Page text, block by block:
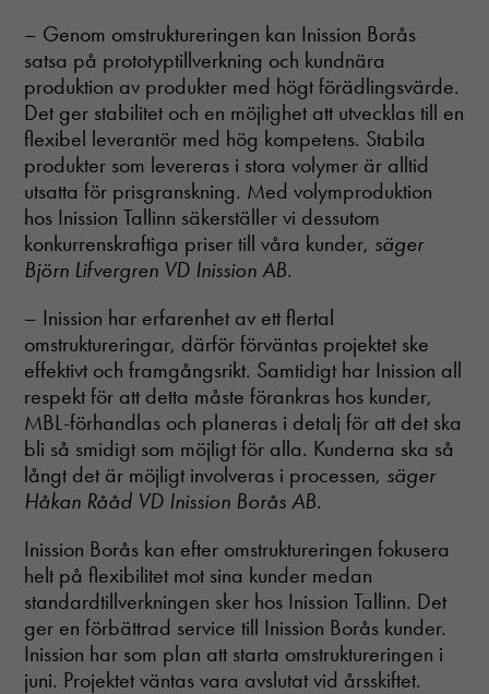
– Genom omstruktureringen kan Inission Borås
satsa på prototyptillverkning och kundnära
produktion av produkter med högt förädlingsvärde.
Det ger stabilitet och en möjlighet att utvecklas till en
flexibel leverantör med hög kompetens. Stabila
produkter som levereras i stora volymer är alltid
utsatta för prisgranskning. Med volymproduktion
hos Inission Tallinn säkerställer vi dessutom
konkurrenskraftiga priser till våra kunder, säger
Björn Lifvergren VD Inission AB.
– Inission har erfarenhet av ett flertal
omstruktureringar, därför förväntas projektet ske
effektivt och framgångsrikt. Samtidigt har Inission all
respekt för att detta måste förankras hos kunder,
MBL-förhandlas och planeras i detalj för att det ska
bli så smidigt som möjligt för alla. Kunderna ska så
långt det är möjligt involveras i processen, säger
Håkan Rååd VD Inission Borås AB.
Inission Borås kan efter omstruktureringen fokusera
helt på flexibilitet mot sina kunder medan
standardtillverkningen sker hos Inission Tallinn. Det
ger en förbättrad service till Inission Borås kunder.
Inission har som plan att starta omstruktureringen i
juni. Projektet väntas vara avslutat vid årsskiftet.